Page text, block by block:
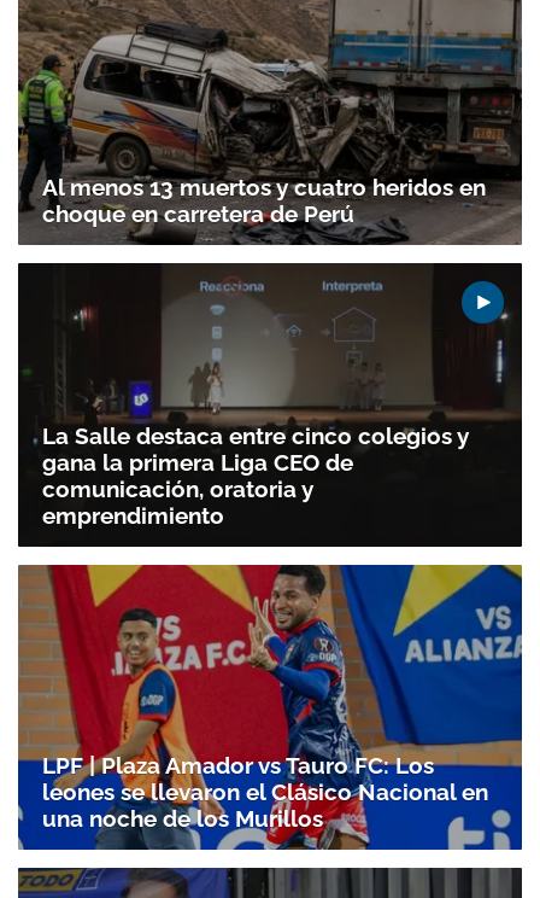
Al menos 13 muertos y cuatro heridos en
choque en carretera de Perú
La Salle destaca entre cinco colegios y
gana la primera Liga CEO de
comunicación, oratoria y
emprendimiento
LPF | Plaza Amador vs Tauro FC: Los
leones se llevaron el Clásico Nacional en
una noche de los Murillos